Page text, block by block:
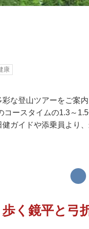
康
な登山ツアーをご案
ースタイムの1.3～
ガイドや添乗員より
く鏡平と弓